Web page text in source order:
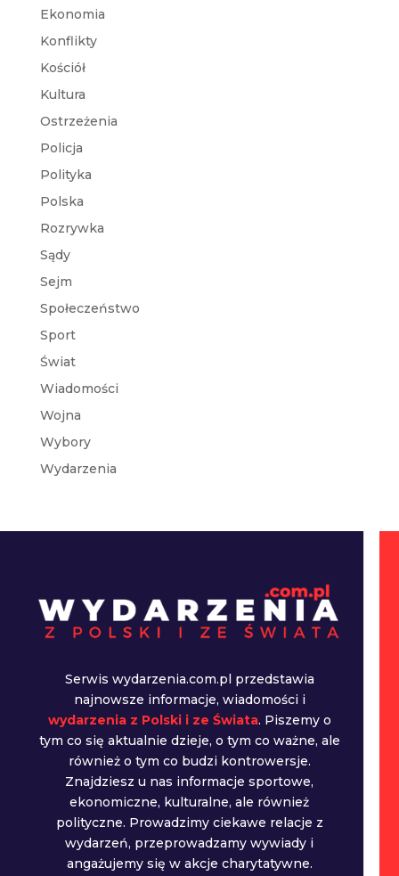
Ekonomia
Konflikty
Kościół
Kultura
Ostrzeżenia
Policja
Polityka
Polska
Rozrywka
Sądy
Sejm
Społeczeństwo
Sport
Świat
Wiadomości
Wojna
Wybory
Wydarzenia
Serwis wydarzenia.com.pl przedstawia
najnowsze informacje, wiadomości i
wydarzenia z Polski i ze Świata. Piszemy o
tym co się aktualnie dzieje, o tym co ważne, ale
również o tym co budzi kontrowersje.
Znajdziesz u nas informacje sportowe,
ekonomiczne, kulturalne, ale również
polityczne. Prowadzimy ciekawe relacje z
wydarzeń, przeprowadzamy wywiady i
angażujemy się w akcje charytatywne.